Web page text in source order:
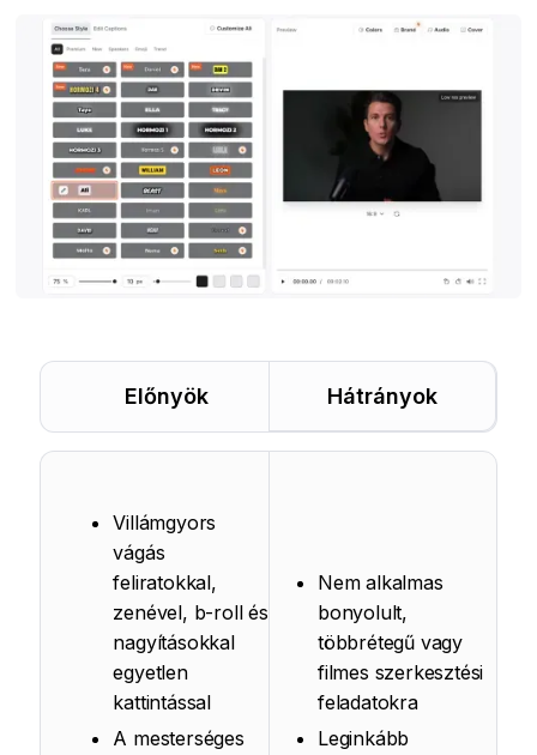
Előnyök Hátrányok
Villámgyors
vágás
feliratokkal,
zenével, b-roll és
nagyításokkal
egyetlen
kattintással
A mesterséges
Nem alkalmas
bonyolult,
többrétegű vagy
filmes szerkesztési
feladatokra
Leginkább